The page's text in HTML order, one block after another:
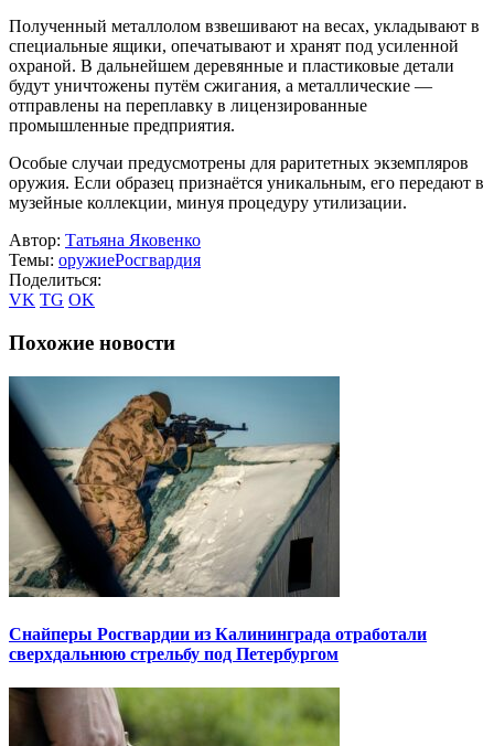
Полученный металлолом взвешивают на весах, укладывают в
специальные ящики, опечатывают и хранят под усиленной
охраной. В дальнейшем деревянные и пластиковые детали
будут уничтожены путём сжигания, а металлические —
отправлены на переплавку в лицензированные
промышленные предприятия.
Особые случаи предусмотрены для раритетных экземпляров
оружия. Если образец признаётся уникальным, его передают в
музейные коллекции, минуя процедуру утилизации.
Автор: Татьяна Яковенко
Темы: оружиеРосгвардия
Поделиться:
VK TG OK
Похожие новости
Снайперы Росгвардии из Калининграда отработали
сверхдальнюю стрельбу под Петербургом